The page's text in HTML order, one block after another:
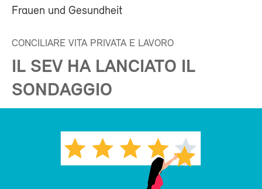
Frauen und Gesundheit
CONCILIARE VITA PRIVATA E LAVORO
IL SEV HA LANCIATO IL
SONDAGGIO